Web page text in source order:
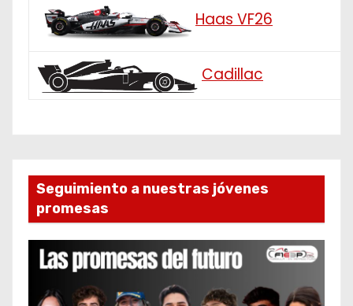
Haas VF26
Cadillac
Seguimiento a nuestras jóvenes
promesas